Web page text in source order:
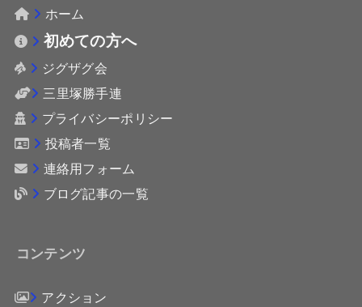
ホーム
初めての方へ
ジグザグ会
三里塚勝手連
プライバシーポリシー
投稿者一覧
連絡用フォーム
ブログ記事の一覧
コンテンツ
アクション